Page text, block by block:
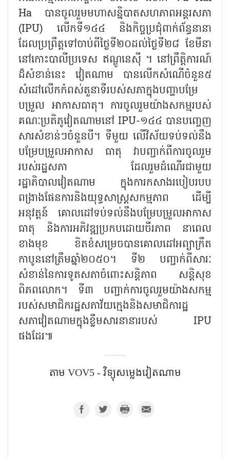
Ha បានចូលរួមមហាសន្និបាតសហភាពអន្តរសភា
(IPU) លើកទី១៤៤ និងកិច្ចប្រជុំពាក់ព័ន្ធនានា
ដែលប្រព្រឹត្តទៅចាប់ពីថ្ងៃទី២០ដល់ថ្ងៃទី២៨ ខែមីនា
នៅកោះបាលីប្រទេស ឥណ្ឌូនេស៊ី ។ នៅព្រឹត្តិការណ៍
ដ៏សំខាន់នេះ វៀតណាម បានលើកសំណើចំនួន៥
សំដៅលើកកំពស់តួនាទីរបស់សភាក្នុងបញ្ហាបម្រែ
បម្រួល អាកាសធាតុ។ ការចូលរួមយ៉ាងសកម្មរបស់
គណៈប្រតិភូវៀតណាមនៅ IPU-១៤៤ បានបញ្ចេញ
សារសំខាន់ៗចំនួនបី។ ទីមួយ លើវិស័យទប់ទល់នឹង
បម្រែបម្រួលអាកាស ធាតុ វាបញ្ជាក់ពីការចូលរួម
របស់រដ្ឋសភា ដែលរួមដំណើរជាមួយ
រដ្ឋាភិបាលវៀតណាម ក្នុងការកសាងរបៀបរបប
ពង្រាងផែនការនិងយុទ្ធសាស្ត្រសកម្មភាព ដើម្បី
អនុវត្តន៍ គោលដៅទប់ទល់នឹងបម្រែបម្រួលអាកាស
ធាតុ និងការអភិវឌ្ឍប្រកបដោយចីរភាព នាពេល
ខាងមុខ ខិតខំសម្រេចបានគោលដៅអព្យាក្រឹត
កាបូននៅត្រឹមឆ្នាំ២០៥០។ ទី២ បញ្ជាក់ពីសារៈ
សំខាន់នៃការទូតសភាចំពោះសន្តិភាព សន្តិសុខ
ពិភពលោក។ ទី៣ បញ្ជាក់ការចូលរួមយ៉ាងសកម្ម
របស់សមាជិករដ្ឋសភាវ័យក្មេងនិងសមាជិការដ្ឋ
សភាវៀតណាមក្នុងខ្លឹមសារនានារបស់ IPU
ផងដែរ៕
តាម​ VOV5 - វិទ្យុសម្លេងវៀតណាម